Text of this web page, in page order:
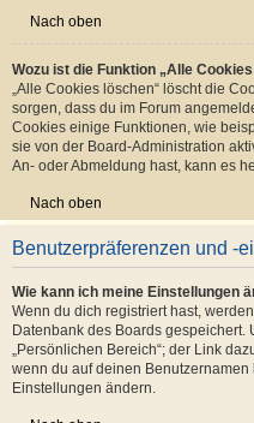
bleiben, kannst du das Kästchen
auswählen. Dies ist nicht
Computer, zum Beispiel in einem
nicht zur Verfügung steht, dann
Administration ausgeschaltet.
Nach oben
„Alle Cookies löschen“ löscht die
Cookies einige Funktionen, wie
sie von der Board-Administration
An- oder Abmeldung hast, kann es
Nach oben
Benutzerpräferenzen und -